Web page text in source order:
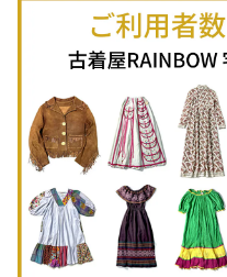
古着長袖ポロシャツ
古着スウェット
古着パーカー
古着タンクトップ
古着羽織り